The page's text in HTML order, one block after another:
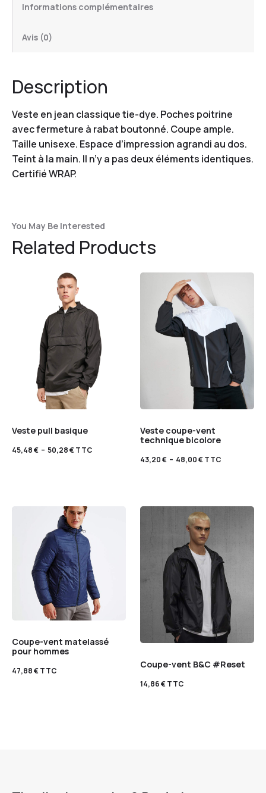
Informations complémentaires
Avis (0)
Description
Veste en jean classique tie-dye. Poches poitrine
avec fermeture à rabat boutonné. Coupe ample.
Taille unisexe. Espace d’impression agrandi au dos.
Teint à la main. Il n’y a pas deux éléments identiques.
Certifié WRAP.
You May Be Interested
Related Products
Veste pull basique
45,48€ – 50,28€TTC
Veste coupe-vent
technique bicolore
43,20€ – 48,00€TTC
Coupe-vent matelassé
pour hommes
47,88€TTC
Coupe-vent B&C #Reset
14,86€TTC